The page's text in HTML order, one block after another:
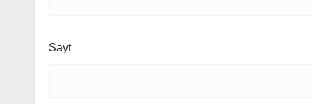
Sayt